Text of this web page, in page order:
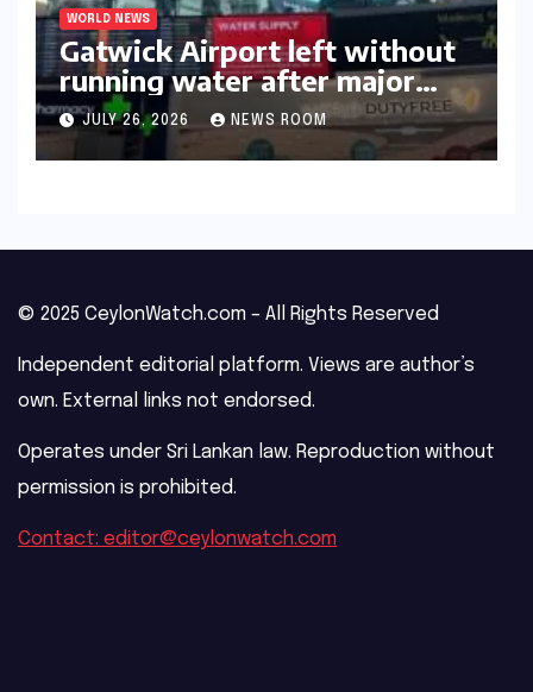
WORLD NEWS
Gatwick Airport left without
running water after major
outage​​
JULY 26, 2026 NEWS ROOM
© 2025 CeylonWatch.com – All Rights Reserved
Independent editorial platform. Views are author’s
own. External links not endorsed.
Operates under Sri Lankan law. Reproduction without
permission is prohibited.
Contact: editor@ceylonwatch.com